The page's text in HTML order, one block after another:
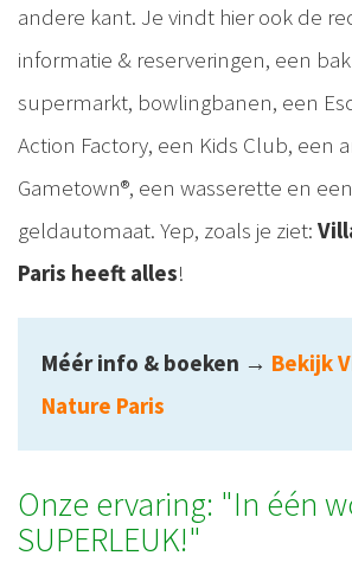
andere kant. Je vindt hier ook de
informatie & reserveringen, een
supermarkt, bowlingbanen, een
Action Factory, een Kids Club, een
Gametown®, een wasserette en een
geldautomaat. Yep, zoals je ziet:
Paris heeft alles!
Méér info & boeken → Bekijk
Nature Paris
Onze ervaring: "In één
SUPERLEUK!"